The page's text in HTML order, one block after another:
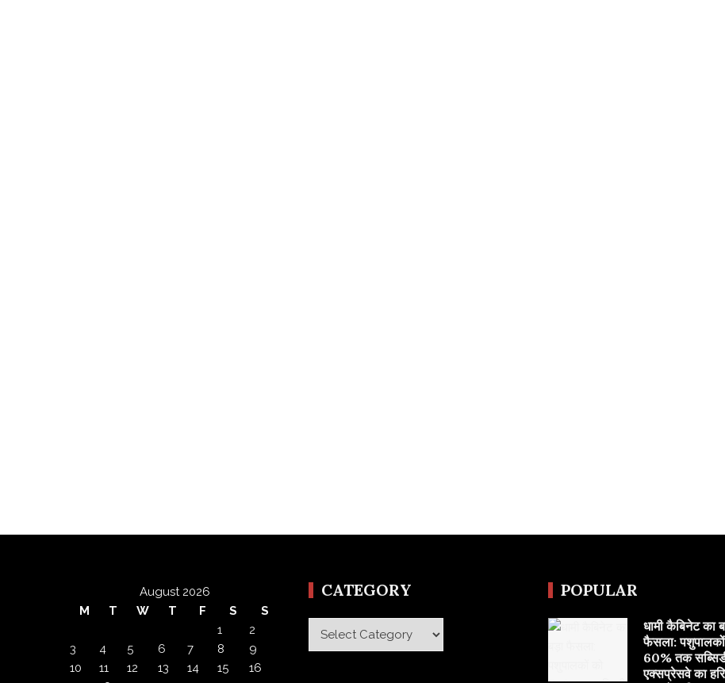
August 2026
M
T W T F S
S
1
2
3
4 5 6 7 8
9
10
11 12 13 14 15
16
CATEGORY
Category
POPULAR
​धामी कैबिनेट का
फैसला:
60% तक
एक्सप्रेसवे का